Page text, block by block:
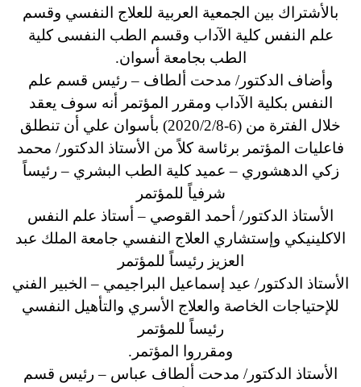
بالأشتراك بين الجمعية العربية للعلاج النفسي وقسم
علم النفس كلية الآداب وقسم الطب النفسى كلية
الطب بجامعة أسوان.
وأضاف الدكتور/ مدحت ألطاف – رئيس قسم علم
النفس بكلية الآداب ومقرر المؤتمر أنه سوف يعقد
خلال الفترة من (6-2020/2/8) بأسوان علي أن تنطلق
فاعليات المؤتمر برئاسة كلاً من الأستاذ الدكتور/ محمد
زكي الدهشوري – عميد كلية الطب البشري – رئيساً
شرفياً للمؤتمر
الأستاذ الدكتور/ أحمد القوصي – أستاذ علم النفس
الاكلينيكي وإستشاري العلاج النفسي جامعة الملك عبد
العزيز رئيساً للمؤتمر
الأستاذ الدكتور/ عيد إسماعيل البراجيمي – الخبير الفني
للإحتياجات الخاصة والعلاج الأسري والتأهيل النفسي
رئيساً للمؤتمر
ومقرروا المؤتمر.
الأستاذ الدكتور/ مدحت ألطاف عباس – رئيس قسم